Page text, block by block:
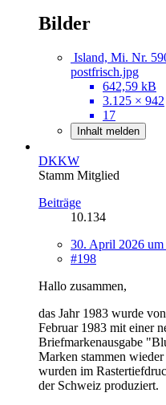
Bilder
Island, Mi. Nr.
postfrisch.jpg
642,59 kB
3.125 × 942
17
Inhalt melden
DKKW
Stamm Mitglied
Beiträge
10.134
30. April 2026 um
#198
Hallo zusammen,
das Jahr 1983 wurde
Februar 1983 mit einer
Briefmarkenausgabe
Marken stammen
wurden im
der Schweiz produziert.